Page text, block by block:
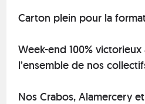
Carton plein pour la
Week-end 100%
l’ensemble de nos
Nos Crabos, Alamercery